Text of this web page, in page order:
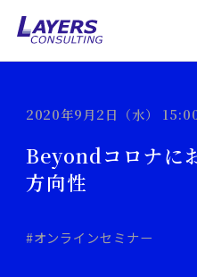
2020年9月2日（水）
Beyondコロナに
方向性
#オンラインセミナー